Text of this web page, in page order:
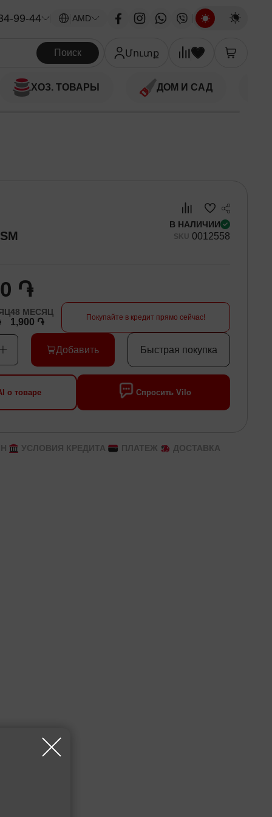
99-44 AMD
Поиск Մուտք
ХОЗ. ТОВАРЫ ДОМ И САД
о товаре Спросить Vilo
В НАЛИЧИИ
SKU 0012558
֏
48 МЕСЯЦ
1,900 ֏ Покупайте в кредит прямо сейчас!
Добавить Быстрая покупка
УСЛОВИЯ КРЕДИТА ПЛАТЕЖ ДОСТАВКА